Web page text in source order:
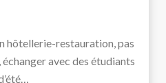
hôtellerie-restauration, pas
avec des étudiants